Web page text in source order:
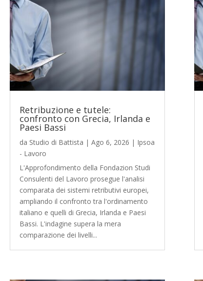
Retribuzione e tutele:
confronto con Grecia, Irlanda e
Paesi Bassi
da Studio di Battista | Ago 6, 2026 | Ipsoa
- Lavoro
L'Approfondimento della Fondazion Studi
Consulenti del Lavoro prosegue l'analisi
comparata dei sistemi retributivi europei,
ampliando il confronto tra l'ordinamento
italiano e quelli di Grecia, Irlanda e Paesi
Bassi. L'indagine supera la mera
comparazione dei livelli...